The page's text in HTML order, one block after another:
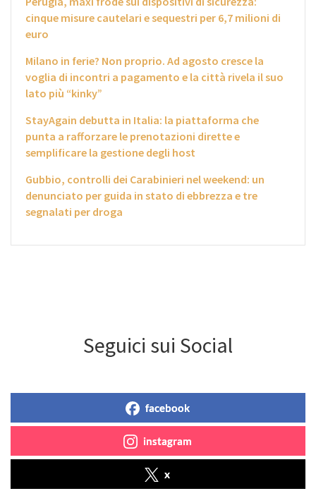
cinque misure cautelari e sequestri per 6,7 milioni di
euro
Milano in ferie? Non proprio. Ad agosto cresce la
voglia di incontri a pagamento e la città rivela il suo
lato più “kinky”
StayAgain debutta in Italia: la piattaforma che
punta a rafforzare le prenotazioni dirette e
semplificare la gestione degli host
Gubbio, controlli dei Carabinieri nel weekend: un
denunciato per guida in stato di ebbrezza e tre
segnalati per droga
Seguici sui Social
facebook
instagram
x